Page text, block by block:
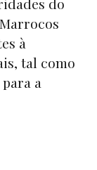
à
tal como
a